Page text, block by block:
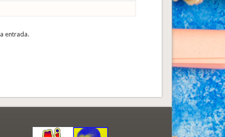
entrada.